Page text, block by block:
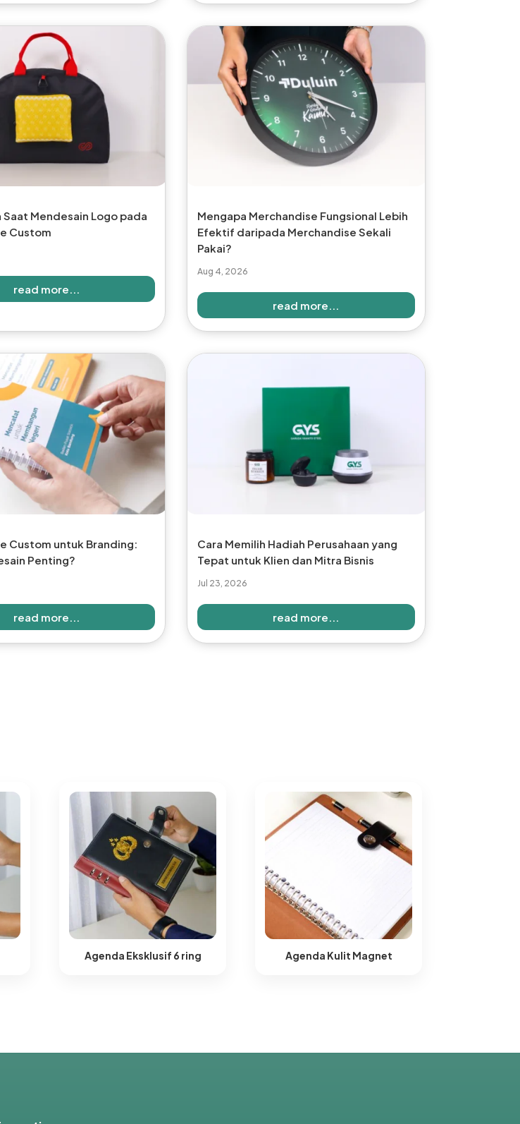
Saat Mendesain Logo pada
Custom
read more...
Mengapa Merchandise Fungsional Lebih
Efektif daripada Merchandise Sekali
Pakai?
Aug 4, 2026
read more...
Custom untuk Branding:
Penting?
read more...
Cara Memilih Hadiah Perusahaan yang
Tepat untuk Klien dan Mitra Bisnis
Jul 23, 2026
read more...
Agenda Eksklusif 6 ring​ Agenda Kulit Magnet​